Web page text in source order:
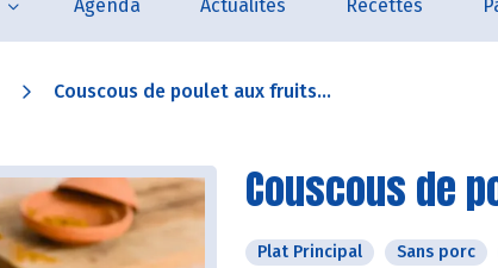
Agenda Actualités Recettes
Couscous de poulet aux fruits...
Couscous de
Plat Principal Sans porc